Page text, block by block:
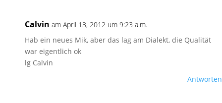
Calvin am April 13, 2012 um 9:23 a.m.
Hab ein neues Mik, aber das lag am Dialekt, die Qualität
war eigentlich ok
lg Calvin
Antworten